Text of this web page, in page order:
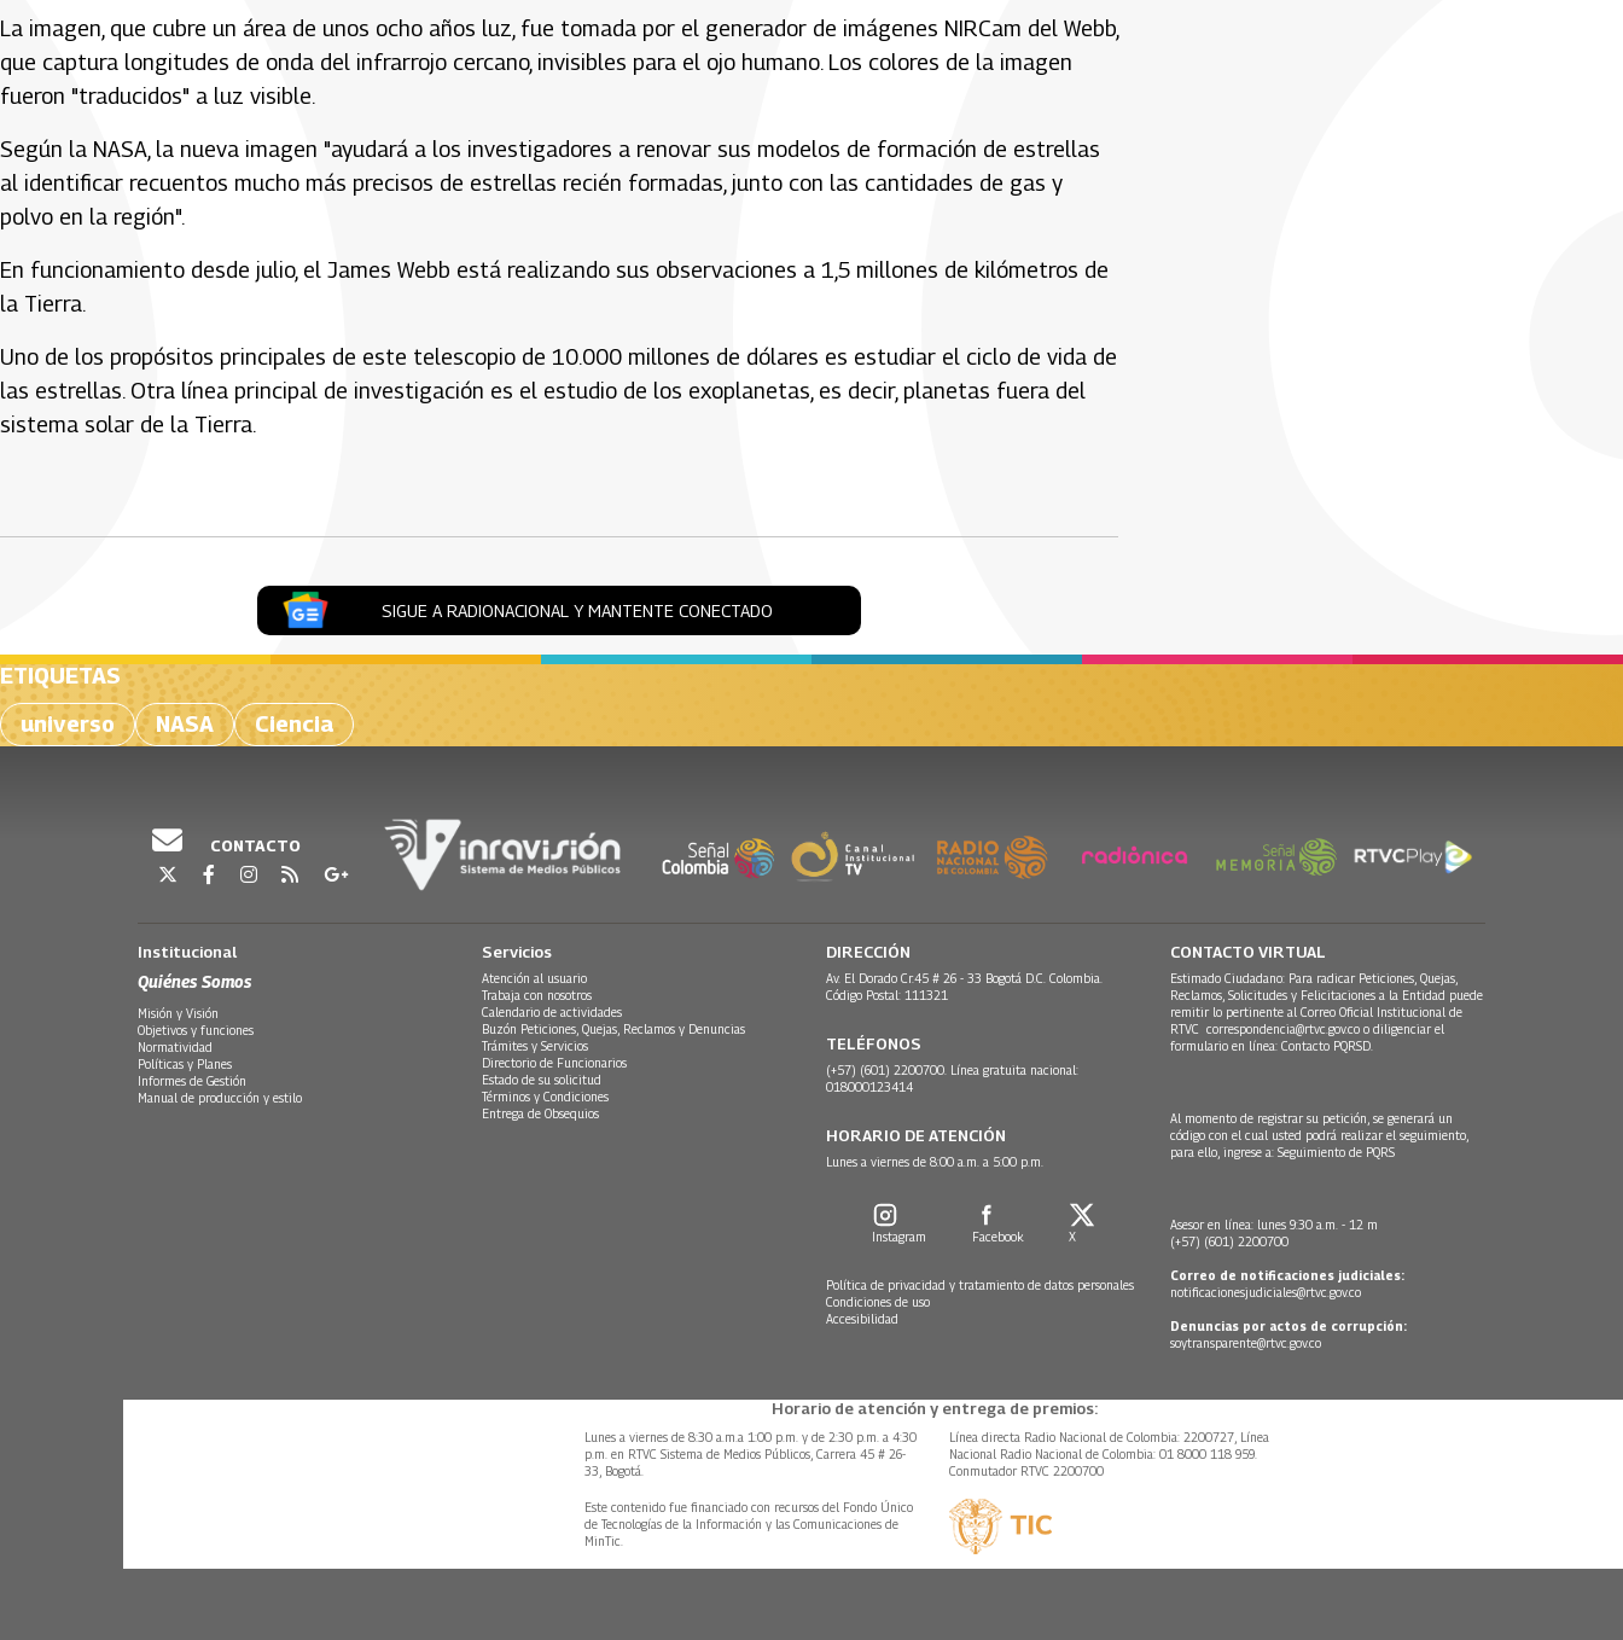
La imagen, que cubre un área de unos ocho años luz, fue tomada por el generador de imágenes NIRCam del Webb,
que captura longitudes de onda del infrarrojo cercano, invisibles para el ojo humano. Los colores de la imagen
fueron "traducidos" a luz visible.
Según la NASA, la nueva imagen "ayudará a los investigadores a renovar sus modelos de formación de estrellas
al identificar recuentos mucho más precisos de estrellas recién formadas, junto con las cantidades de gas y
polvo en la región".
En funcionamiento desde julio, el James Webb está realizando sus observaciones a 1,5 millones de kilómetros de
la Tierra.
Uno de los propósitos principales de este telescopio de 10.000 millones de dólares es estudiar el ciclo de vida de
las estrellas. Otra línea principal de investigación es el estudio de los exoplanetas, es decir, planetas fuera del
sistema solar de la Tierra.
SIGUE A RADIONACIONAL Y MANTENTE CONECTADO
ETIQUETAS
universo
NASA Ciencia
CONTACTO
Institucional
Quiénes Somos
Misión y Visión
Objetivos y funciones
Normatividad
Políticas y Planes
Informes de Gestión
Manual de producción y estilo
Servicios
Atención al usuario
Trabaja con nosotros
Calendario de actividades
Buzón Peticiones, Quejas, Reclamos y Denuncias
Trámites y Servicios
Directorio de Funcionarios
Estado de su solicitud
Términos y Condiciones
Entrega de Obsequios
DIRECCIÓN
Av. El Dorado Cr.45 # 26 - 33 Bogotá D.C. Colombia.
Código Postal: 111321
TELÉFONOS
(+57) (601) 2200700. Línea gratuita nacional:
018000123414
HORARIO DE ATENCIÓN
Lunes a viernes de 8:00 a.m. a 5:00 p.m.
Instagram Facebook X
Política de privacidad y tratamiento de datos personales
Condiciones de uso
Accesibilidad
CONTACTO VIRTUAL
Estimado Ciudadano: Para radicar Peticiones, Quejas,
Reclamos, Solicitudes y Felicitaciones a la Entidad puede
remitir lo pertinente al Correo Oficial Institucional de
RTVC correspondencia@rtvc.gov.co o diligenciar el
formulario en línea: Contacto PQRSD.
Al momento de registrar su petición, se generará un
código con el cual usted podrá realizar el seguimiento,
para ello, ingrese a: Seguimiento de PQRS
Asesor en línea: lunes 9:30 a.m. - 12 m
(+57) (601) 2200700
Correo de notificaciones judiciales:
notificacionesjudiciales@rtvc.gov.co
Denuncias por actos de corrupción:
soytransparente@rtvc.gov.co
Horario de atención y entrega de premios:
Lunes a viernes de 8:30 a.m.a 1:00 p.m. y de 2:30 p.m. a 4:30
p.m. en RTVC Sistema de Medios Públicos, Carrera 45 # 26-
33, Bogotá.
Línea directa Radio Nacional de Colombia: 2200727, Línea
Nacional Radio Nacional de Colombia: 01 8000 118 959.
Conmutador RTVC 2200700
Este contenido fue financiado con recursos del Fondo Único
de Tecnologías de la Información y las Comunicaciones de
MinTic.